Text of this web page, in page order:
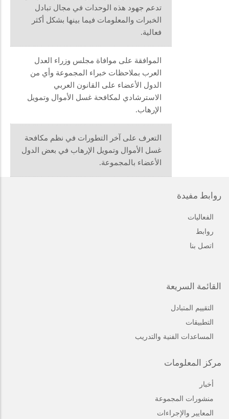
تدعم جهود هذه الوحدات في مجال تبادل
الخبرات والمعلومات فيما بينها بشكل أكثر
فعالية.
الموافقة على موافاة مجلس وزراء العدل
العرب بملاحظات خبراء المجموعة وأي من
الدول الأعضاء على القانون العربي
الاسترشادي لمكافحة غسل الأموال وتمويل
الإرهاب.
التعرف على آخر التطورات في نظم مكافحة
غسل الأموال وتمويل الإرهاب في بعض الدول
الأعضاء بالمجموعة.
روابط مفيدة
الفعاليات
روابط
اتصل بنا
القائمة السريعة
التقييم المتبادل
التطبيقات
المساعدات الفنية والتدريب
مركز المعلومات
أخبار
منشورات المجموعة
المعايير والإجراءات